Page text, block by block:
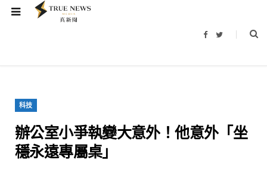
F
b
T
t
科技
辦公室小爭執變大意外！他意外「坐
穩永遠專屬桌」